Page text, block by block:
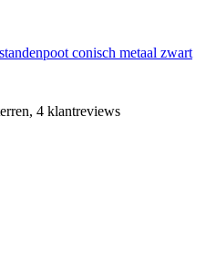
conisch metaal zwart
4 klantreviews